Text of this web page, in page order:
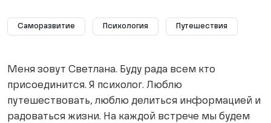
Саморазвитие Психология Путешествия
Меня зовут Светлана. Буду рада всем кто
присоединится. Я психолог. Люблю
путешествовать, люблю делиться информацией и
радоваться жизни. На каждой встрече мы будем